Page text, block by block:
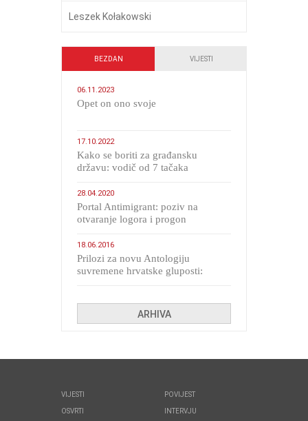
Leszek Kołakowski
BEZDAN VIJESTI
06.11.2023
​Opet on ono svoje
17.10.2022
Kako se boriti za građansku
državu: vodič od 7 tačaka
28.04.2020
Portal Antimigrant: poziv na
otvaranje logora i progon
18.06.2016
Prilozi za novu Antologiju
suvremene hrvatske gluposti:
ARHIVA
VIJESTI
OSVRTI
POVIJEST
INTERVJU